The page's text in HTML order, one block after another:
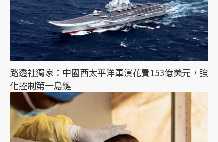
路透社獨家：中國西太平洋軍演花費153億美元，強
化控制第一島鏈